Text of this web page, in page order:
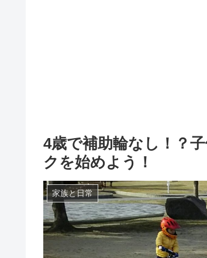
4歳で補助輪なし！？
クを始めよう！
家族と日常